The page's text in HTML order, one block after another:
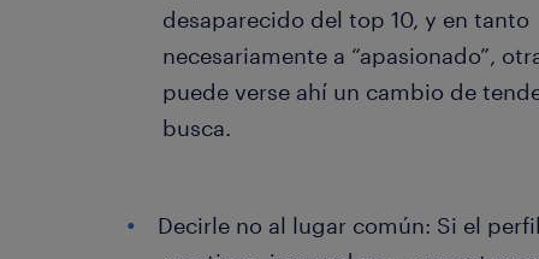
desaparecido del top 10, y en tanto
necesariamente a “apasionado”,
puede verse ahí un cambio de
busca.
Decirle no al lugar común: Si el